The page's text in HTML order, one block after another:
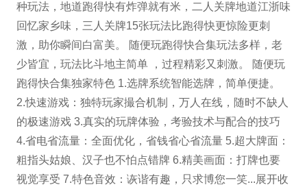
种玩法，地道跑得快有炸弹就有米，二人关牌地道江浙味
回忆家乡味，三人关牌15张玩法比跑得快更惊险更刺
激，助你瞬间白富美。 随便玩跑得快合集玩法多样，老
少皆宜，玩法比斗地主简单 ，过程精彩又刺激。 随便玩
跑得快合集独家特色 1.选牌系统智能选牌，简单便捷。
2.快速游戏：独特玩家撮合机制，万人在线，随时不缺人
的极速游戏 3.真实的玩牌体验，考验技术与配合的技巧
4.省电省流量：全面优化，省钱省心省流量 5.超大牌面：
粗指头姑娘、汉子也不怕点错牌 6.精美画面：打牌也要
视觉享受 7.特色音效：诙谐有趣，只求博您一笑...展开收